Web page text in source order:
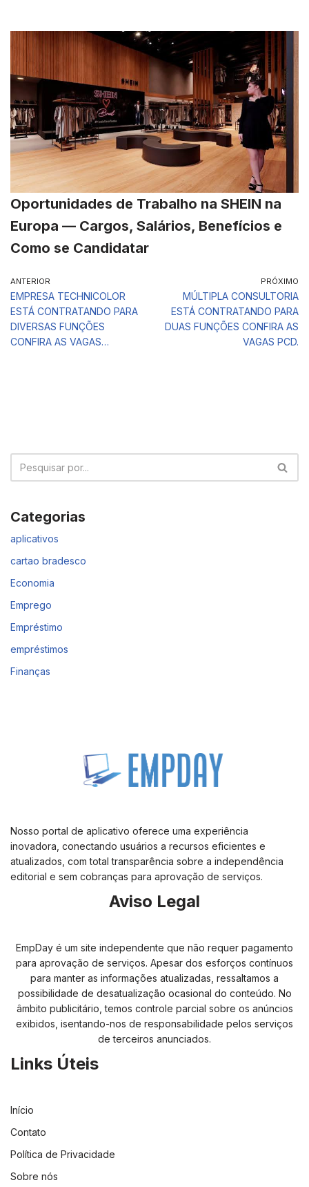
Oportunidades de Trabalho na SHEIN na
Europa — Cargos, Salários, Benefícios e
Como se Candidatar
ANTERIOR
EMPRESA TECHNICOLOR
ESTÁ CONTRATANDO PARA
DIVERSAS FUNÇÕES
CONFIRA AS VAGAS…
PRÓXIMO
MÚLTIPLA CONSULTORIA
ESTÁ CONTRATANDO PARA
DUAS FUNÇÕES CONFIRA AS
VAGAS PCD.
Categorias
aplicativos
cartao bradesco
Economia
Emprego
Empréstimo
empréstimos
Finanças
Nosso portal de aplicativo oferece uma experiência
inovadora, conectando usuários a recursos eficientes e
atualizados, com total transparência sobre a independência
editorial e sem cobranças para aprovação de serviços.
Aviso Legal
EmpDay é um site independente que não requer pagamento
para aprovação de serviços. Apesar dos esforços contínuos
para manter as informações atualizadas, ressaltamos a
possibilidade de desatualização ocasional do conteúdo. No
âmbito publicitário, temos controle parcial sobre os anúncios
exibidos, isentando-nos de responsabilidade pelos serviços
de terceiros anunciados.
Links Úteis
Início
Contato
Política de Privacidade
Sobre nós